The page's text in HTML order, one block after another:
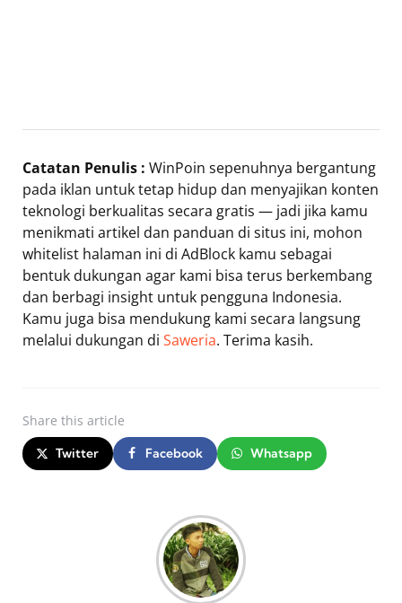
Catatan Penulis : WinPoin sepenuhnya bergantung
pada iklan untuk tetap hidup dan menyajikan konten
teknologi berkualitas secara gratis — jadi jika kamu
menikmati artikel dan panduan di situs ini, mohon
whitelist halaman ini di AdBlock kamu sebagai
bentuk dukungan agar kami bisa terus berkembang
dan berbagi insight untuk pengguna Indonesia.
Kamu juga bisa mendukung kami secara langsung
melalui dukungan di Saweria. Terima kasih.
Share this article
Twitter Facebook Whatsapp